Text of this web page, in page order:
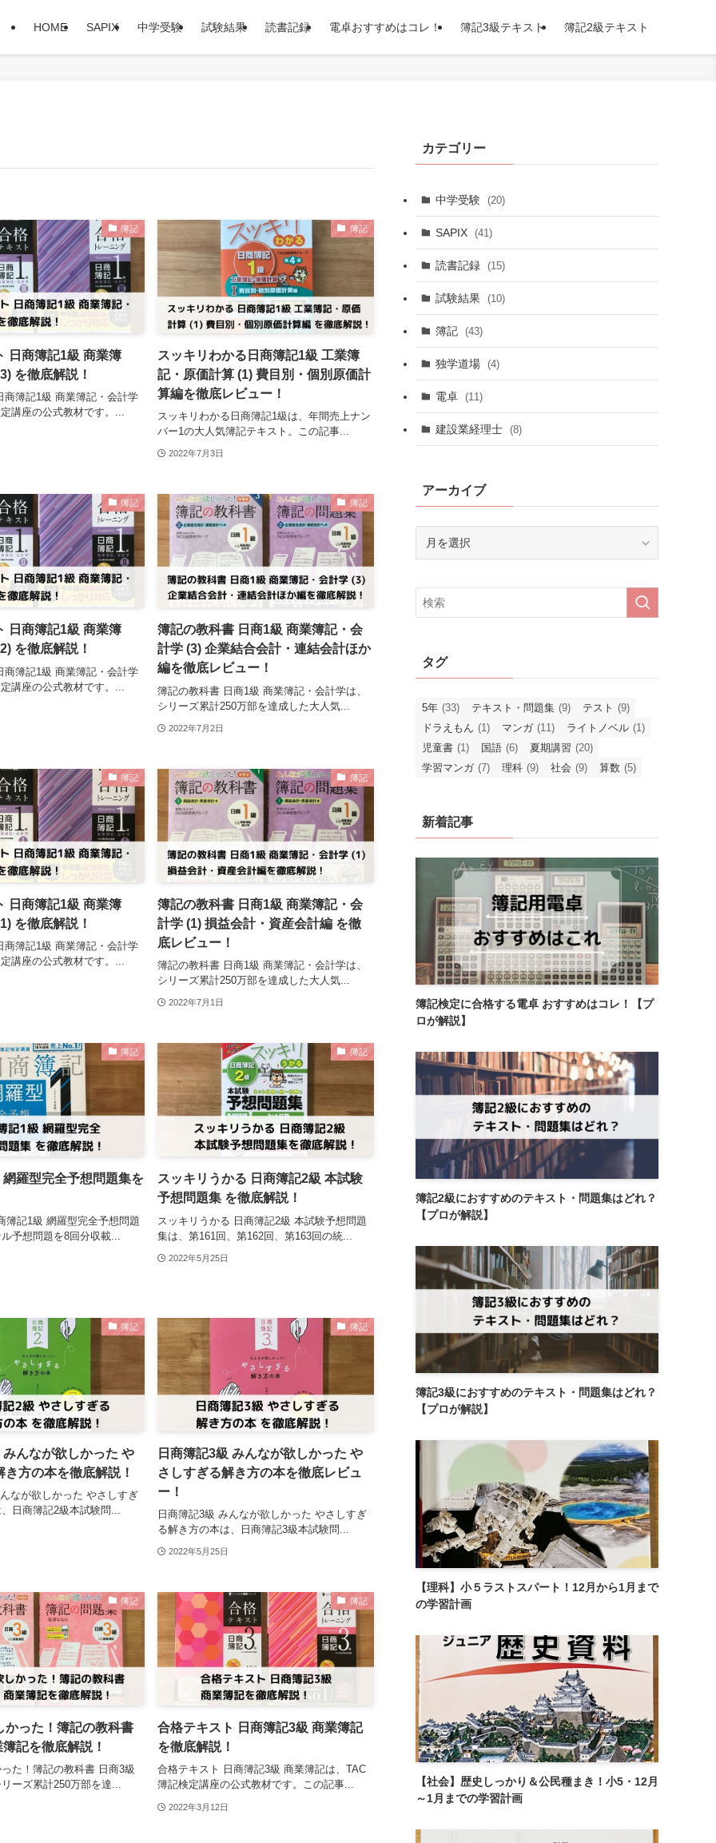
HOME SAPIX 中学受験 試験結果 読書記録 電卓おすすめはコレ！ 簿記3級テキスト 簿記2級テキスト
簿記
日商簿記1級 商業簿
を徹底解説！
商簿記1級 商業簿記・会計学
講座の公式教材です。...
簿記
スッキリわかる日商簿記1級 工業簿
記・原価計算 (1) 費目別・個別原価計
算編を徹底レビュー！
スッキリわかる日商簿記1級は、年間売上ナン
バー1の大人気簿記テキスト。この記事...
2022年7月3日
簿記
日商簿記1級 商業簿
を徹底解説！
商簿記1級 商業簿記・会計学
講座の公式教材です。...
簿記
簿記の教科書 日商1級 商業簿記・会
計学 (3) 企業結合会計・連結会計ほか
編を徹底レビュー！
簿記の教科書 日商1級 商業簿記・会計学は、
シリーズ累計250万部を達成した大人気...
2022年7月2日
簿記
日商簿記1級 商業簿
を徹底解説！
商簿記1級 商業簿記・会計学
講座の公式教材です。...
簿記
簿記の教科書 日商1級 商業簿記・会
計学 (1) 損益会計・資産会計編 を徹
底レビュー！
簿記の教科書 日商1級 商業簿記・会計学は、
シリーズ累計250万部を達成した大人気...
2022年7月1日
簿記
網羅型完全予想問題集を
簿記1級 網羅型完全予想問題
予想問題を8回分収載...
簿記
スッキリうかる 日商簿記2級 本試験
予想問題集 を徹底解説！
スッキリうかる 日商簿記2級 本試験予想問題
集は、第161回、第162回、第163回の統...
2022年5月25日
簿記
みんなが欲しかった や
き方の本を徹底解説！
なが欲しかった やさしすぎ
日商簿記2級本試験問...
簿記
日商簿記3級 みんなが欲しかった や
さしすぎる解き方の本を徹底レビュ
ー！
日商簿記3級 みんなが欲しかった やさしすぎ
る解き方の本は、日商簿記3級本試験問...
2022年5月25日
簿記
かった！簿記の教科書
記を徹底解説！
た！簿記の教科書 日商3級
ーズ累計250万部を達...
簿記
合格テキスト 日商簿記3級 商業簿記
を徹底解説！
合格テキスト 日商簿記3級 商業簿記は、TAC
簿記検定講座の公式教材です。この記事...
2022年3月12日
カテゴリー
中学受験 (20)
SAPIX (41)
読書記録 (15)
試験結果 (10)
簿記 (43)
独学道場 (4)
電卓 (11)
建設業経理士 (8)
アーカイブ
イ
ブ
タグ
5年 (33) テキスト・問題集 (9) テスト (9)
ドラえもん (1) マンガ (11) ライトノベル (1)
児童書 (1) 国語 (6) 夏期講習 (20)
学習マンガ (7) 理科 (9) 社会 (9) 算数 (5)
新着記事
簿記検定に合格する電卓 おすすめはコレ！【プ
ロが解説】
簿記2級におすすめのテキスト・問題集はどれ？
【プロが解説】
簿記3級におすすめのテキスト・問題集はどれ？
【プロが解説】
【理科】小５ラストスパート！12月から1月まで
の学習計画
【社会】歴史しっかり＆公民種まき！小5・12月
～1月までの学習計画